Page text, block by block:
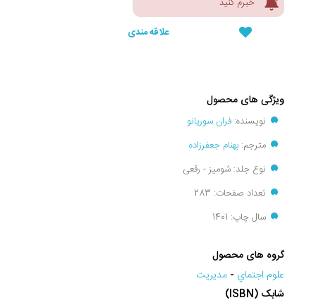
علاقه مندی
ویژگی های محصول
نویسنده: فران سوریانو
مترجم: بهنام جعفرزاده
نوع جلد: شومیز - رقعی
تعداد صفحات: 283
سال چاپ: 1401
گروه های محصول
علوم اجتماي - مديريت
شابک (ISBN)